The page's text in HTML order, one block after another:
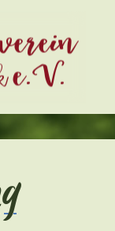
e.V.